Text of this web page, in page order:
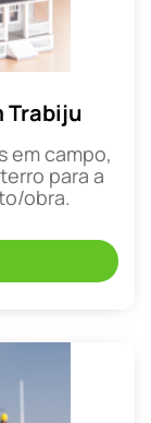
Trabiju
em campo,
para a
obra.